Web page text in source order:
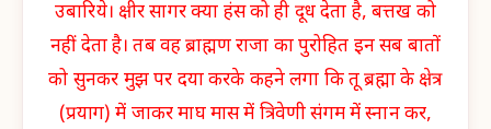
उबारिये। क्षीर सागर क्या हंस को ही दूध देता है, बत्तख को
नहीं देता है। तब वह ब्राह्मण राजा का पुरोहित इन सब बातों
को सुनकर मुझ पर दया करके कहने लगा कि तू ब्रह्मा के क्षेत्र
(प्रयाग) में जाकर माघ मास में त्रिवेणी संगम में स्नान कर,